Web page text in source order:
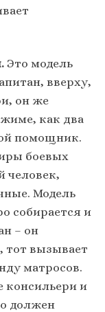
Это модель
вверху,
он же
как два
помощник.
боевых
человек,
Модель
собирается и
– он
тот вызывает
матросов.
консильери и
должен